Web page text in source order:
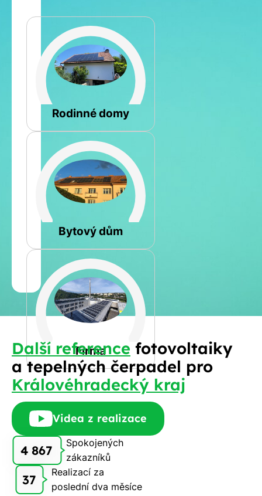
Rodinné domy
Bytový dům
Firma
Šikmá
Jiná
Spočítat
kalkulaci
Jméno
a
příjmení
Telefon
E-
mail
Vám
zdarma
Další reference fotovoltaiky
a tepelných čerpadel pro
Královéhradecký kraj
Videa z realizace
4 867
Spokojených
zákazníků
37
Realizací za
poslední dva měsíce